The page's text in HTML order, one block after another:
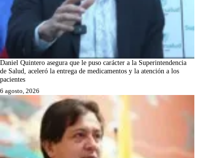
Daniel Quintero asegura que le puso carácter a la Superintendencia
de Salud, aceleró la entrega de medicamentos y la atención a los
pacientes
6 agosto, 2026